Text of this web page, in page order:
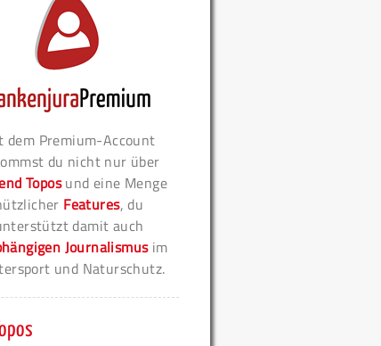
dem Premium-Account
du nicht nur über
Toposund eine Menge
Features, du
damit auch
Journalismusim
und Naturschutz.